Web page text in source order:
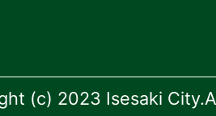
(c) 2023 Isesaki